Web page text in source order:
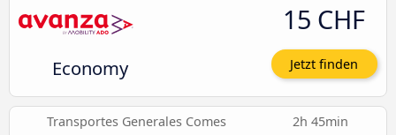
Economy
15 CHF
Jetzt finden
Transportes Generales Comes 2h 45min